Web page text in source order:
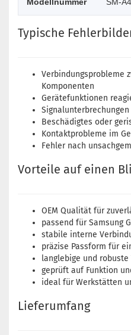
Modellnummer SM-
Typische
Verbindungsprobleme
Komponenten
Gerätefunktionen
Beschädigtes oder
Kontaktprobleme im
Fehler nach
Vorteile auf einen
OEM Qualität für
passend für Samsung
stabile interne
präzise Passform für
langlebige und
geprüft auf Funktion
ideal für Werkstätten
Lieferumfang